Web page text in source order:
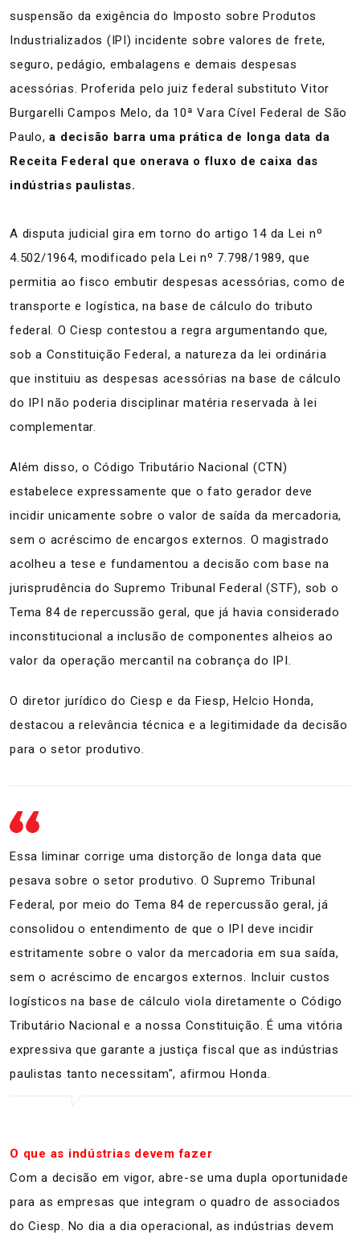
suspensão da exigência do Imposto sobre Produtos
Industrializados (IPI) incidente sobre valores de frete,
seguro, pedágio, embalagens e demais despesas
acessórias. Proferida pelo juiz federal substituto Vitor
Burgarelli Campos Melo, da 10ª Vara Cível Federal de São
Paulo,a decisão barra uma prática de longa data da
Receita Federal que onerava o fluxo de caixa das
indústrias paulistas.
A disputa judicial gira em torno do artigo 14 da Lei nº
4.502/1964, modificado pela Lei nº 7.798/1989, que
permitia ao fisco embutir despesas acessórias, como de
transporte e logística, na base de cálculo do tributo
federal. O Ciesp contestou a regra argumentando que,
sob a Constituição Federal, a natureza da lei ordinária
que instituiu as despesas acessórias na base de cálculo
do IPI não poderia disciplinar matéria reservada à lei
complementar.
Além disso, o Código Tributário Nacional (CTN)
estabelece expressamente que o fato gerador deve
incidir unicamente sobre o valor de saída da mercadoria,
sem o acréscimo de encargos externos. O magistrado
acolheu a tese e fundamentou a decisão com base na
jurisprudência do Supremo Tribunal Federal (STF), sob o
Tema 84 de repercussão geral, que já havia considerado
inconstitucional a inclusão de componentes alheios ao
valor da operação mercantil na cobrança do IPI.
O diretor jurídico do Ciesp e da Fiesp, Helcio Honda,
destacou a relevância técnica e a legitimidade da decisão
para o setor produtivo.
Essa liminar corrige uma distorção de longa data que
pesava sobre o setor produtivo. O Supremo Tribunal
Federal, por meio do Tema 84 de repercussão geral, já
consolidou o entendimento de que o IPI deve incidir
estritamente sobre o valor da mercadoria em sua saída,
sem o acréscimo de encargos externos. Incluir custos
logísticos na base de cálculo viola diretamente o Código
Tributário Nacional e a nossa Constituição. É uma vitória
expressiva que garante a justiça fiscal que as indústrias
paulistas tanto necessitam", afirmou Honda.
O que as indústrias devem fazer
​Com a decisão em vigor, abre-se uma dupla oportunidade
para as empresas que integram o quadro de associados
do Ciesp. No dia a dia operacional, as indústrias devem